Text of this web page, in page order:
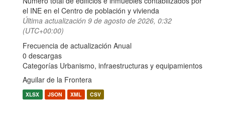
el INE en el Centro de población y vivienda
Última actualización 9 de agosto de 2026, 0:32
(UTC+00:00)
Frecuencia de actualización Anual
0 descargas
Categorías Urbanismo, infraestructuras y equipamientos
Aguilar de la Frontera
XLSX JSON XML CSV